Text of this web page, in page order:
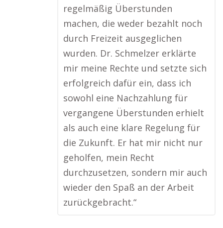
regelmäßig Überstunden
machen, die weder bezahlt noch
durch Freizeit ausgeglichen
wurden. Dr. Schmelzer erklärte
mir meine Rechte und setzte sich
erfolgreich dafür ein, dass ich
sowohl eine Nachzahlung für
vergangene Überstunden erhielt
als auch eine klare Regelung für
die Zukunft. Er hat mir nicht nur
geholfen, mein Recht
durchzusetzen, sondern mir auch
wieder den Spaß an der Arbeit
zurückgebracht.“